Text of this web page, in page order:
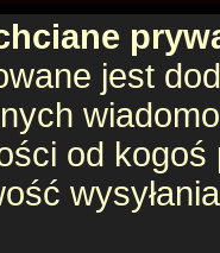
jest
od